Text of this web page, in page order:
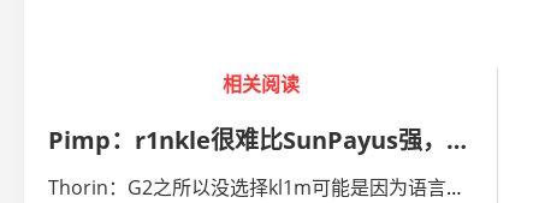
相关阅读
Pimp：r1nkle很难比SunPayus强，为何不签下青训的kl1m？
Thorin：G2之所以没选择kl1m可能是因为语言不通